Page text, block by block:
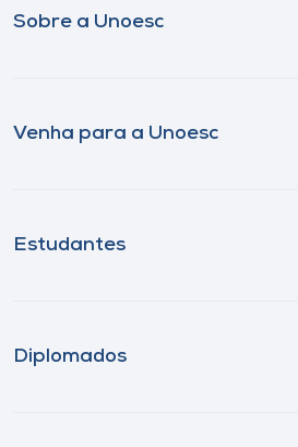
Sobre a Unoesc
Venha para a Unoesc
Estudantes
Diplomados